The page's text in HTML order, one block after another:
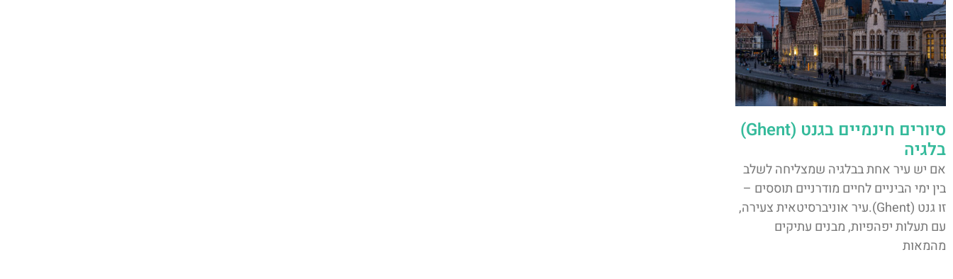
סיורים חינמיים בגנט (Ghent)
בלגיה
אם יש עיר אחת בבלגיה שמצליחה לשלב
בין ימי הביניים לחיים מודרניים תוססים –
זו גנט (Ghent).עיר אוניברסיטאית צעירה,
עם תעלות יפהפיות, מבנים עתיקים
מהמאות